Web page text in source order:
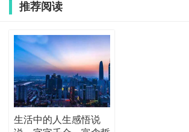
推荐阅读
生活中的人生感悟说